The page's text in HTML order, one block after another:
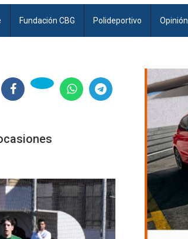
Fundación CBG Polideportivo Opinión